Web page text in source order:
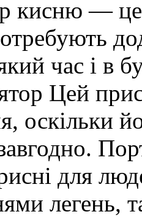
кисню — це
час і в
Цей
оскільки
для